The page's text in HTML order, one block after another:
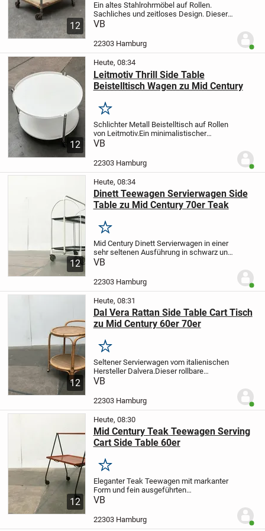
12
Ein altes Stahlrohrmöbel auf Rollen.
Sachliches und zeitloses Design. Dieser
Rollwagen mit 2 Böden. Der Hersteller soll
ist.Der Zustand ist gut aber der...
VB
22303 Hamburg
12
Heute, 08:34
Leitmotiv Thrill Side Table
Beistelltisch Wagen zu Mid Century
Merken
Schlichter Metall Beistelltisch auf Rollen
von Leitmotiv.Ein minimalistischer
Entwurf. Die beiden tablettförmigen
ausgeführt. Die Ränder sind
hochgezogen....
VB
22303 Hamburg
12
Heute, 08:34
Dinett Teewagen Servierwagen Side
Table zu Mid Century 70er Teak
Merken
Mid Century Dinett Servierwagen in einer
sehr seltenen Ausführung in schwarz und
weiß.
Beistelltisch. Der Wagen ist klappbar und
so...
VB
22303 Hamburg
12
Heute, 08:31
Dal Vera Rattan Side Table Cart Tisch
zu Mid Century 60er 70er
Merken
Seltener Servierwagen vom italienischen
Hersteller Dalvera.Dieser rollbare
Beistelltisch mit zwei Ablagen hat ein
eingelegten Tischflächen sind mit einem
VB
22303 Hamburg
12
Heute, 08:30
Mid Century Teak Teewagen Serving
Cart Side Table 60er
Merken
Eleganter Teak Teewagen mit markanter
Form und fein ausgeführten
Details.
komplett in schwarz gehalten ist. Einen
wunderbaren Kontrast...
VB
22303 Hamburg